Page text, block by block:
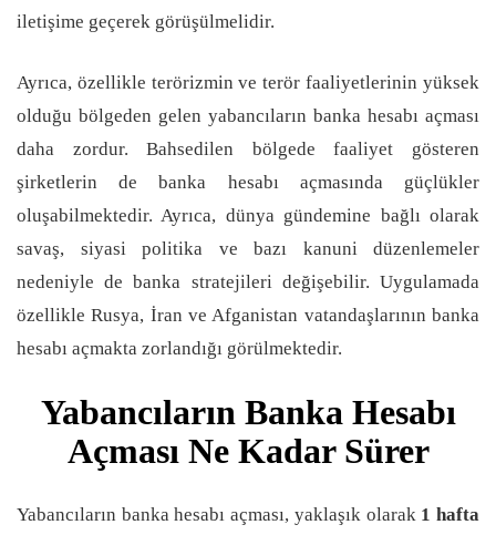
iletişime geçerek görüşülmelidir.
Ayrıca, özellikle terörizmin ve terör faaliyetlerinin yüksek
olduğu bölgeden gelen yabancıların banka hesabı açması
daha zordur. Bahsedilen bölgede faaliyet gösteren
şirketlerin de banka hesabı açmasında güçlükler
oluşabilmektedir. Ayrıca, dünya gündemine bağlı olarak
savaş, siyasi politika ve bazı kanuni düzenlemeler
nedeniyle de banka stratejileri değişebilir. Uygulamada
özellikle Rusya, İran ve Afganistan vatandaşlarının banka
hesabı açmakta zorlandığı görülmektedir.
Yabancıların Banka Hesabı
Açması Ne Kadar Sürer
Yabancıların banka hesabı açması, yaklaşık olarak 1 hafta